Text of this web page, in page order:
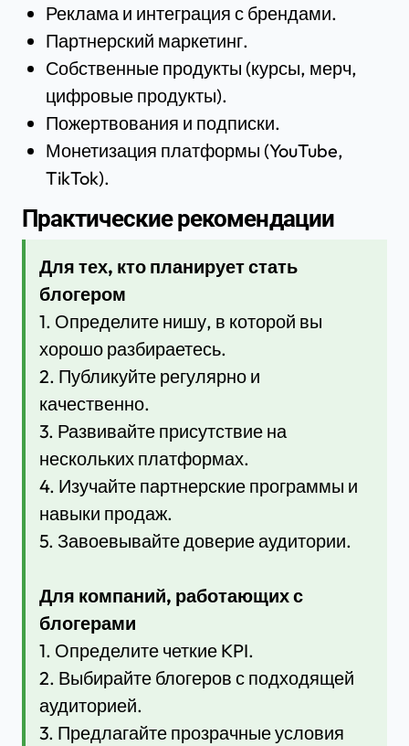
Реклама и интеграция с брендами.
Партнерский маркетинг.
Собственные продукты (курсы, мерч,
цифровые продукты).
Пожертвования и подписки.
Монетизация платформы (YouTube,
TikTok).
Практические рекомендации
Для тех, кто планирует стать
блогером
1. Определите нишу, в которой вы
хорошо разбираетесь.
2. Публикуйте регулярно и
качественно.
3. Развивайте присутствие на
нескольких платформах.
4. Изучайте партнерские программы и
навыки продаж.
5. Завоевывайте доверие аудитории.
Для компаний, работающих с
блогерами
1. Определите четкие KPI.
2. Выбирайте блогеров с подходящей
аудиторией.
3. Предлагайте прозрачные условия